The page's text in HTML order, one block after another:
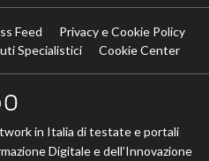
Feed
Privacy e Cookie Policy
Specialistici
Cookie Center
in Italia di testate e portali
Digitale e dell’Innovazione